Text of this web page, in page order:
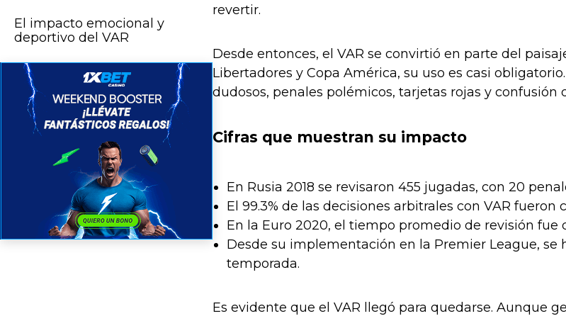
El impacto emocional y
deportivo del VAR
revertir.
Desde entonces, el VAR se convirtió en parte del
Libertadores y Copa América, su uso es casi
dudosos, penales polémicos, tarjetas rojas y confusión
Cifras que muestran su impacto
En Rusia 2018 se revisaron 455 jugadas, con 20
El 99.3% de las decisiones arbitrales con VAR fueron
En la Euro 2020, el tiempo promedio de revisión fue
Desde su implementación en la Premier League, se
temporada.
Es evidente que el VAR llegó para quedarse. Aunque